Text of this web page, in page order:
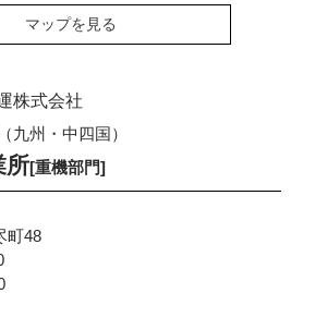
マップを見る
株式会社
九州・中四国）
所[重機部門]
町48